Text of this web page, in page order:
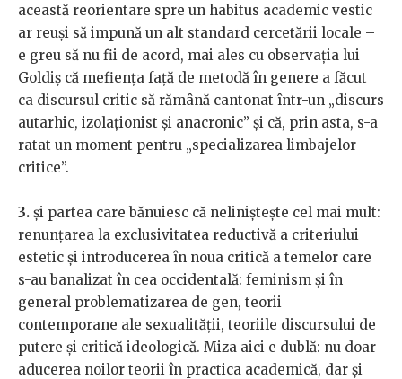
această reorientare spre un habitus academic vestic
ar reuși să impună un alt standard cercetării locale –
e greu să nu fii de acord, mai ales cu observația lui
Goldiș că mefiența față de metodă în genere a făcut
ca discursul critic să rămână cantonat într-un „discurs
autarhic, izolaționist și anacronic” și că, prin asta, s-a
ratat un moment pentru „specializarea limbajelor
critice”.
3. și partea care bănuiesc că neliniștește cel mai mult:
renunțarea la exclusivitatea reductivă a criteriului
estetic și introducerea în noua critică a temelor care
s-au banalizat în cea occidentală: feminism și în
general problematizarea de gen, teorii
contemporane ale sexualității, teoriile discursului de
putere și critică ideologică. Miza aici e dublă: nu doar
aducerea noilor teorii în practica academică, dar și